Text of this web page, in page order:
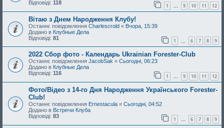
Відповіді: 118 1 … 9 10 11 12
Вітаю з Днем Народження Клубу!
Останнє повідомлення Charlescrold « Вчора, 15:39
Додано в Клубные Дела
Відповіді: 81 1 6 7 8 9
2022 Сбор фото - Календарь Ukrainian Forester-Club
Останнє повідомлення JacobSak « Сьогодні, 06:23
Додано в Клубные Дела
Відповіді: 116 1 … 9 10 11 12
Фото/Відео з 14-го Дня Народження Українського Forester-
Club!
Останнє повідомлення Ernestacula « Сьогодні, 04:52
Додано в Встречи Клуба
Відповіді: 83 1 … 6 7 8 9